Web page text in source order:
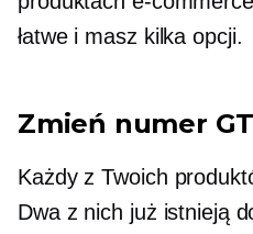
łatwe i masz kilka opcji.
Zmień numer
Każdy z Twoich
Dwa z nich już istnieją